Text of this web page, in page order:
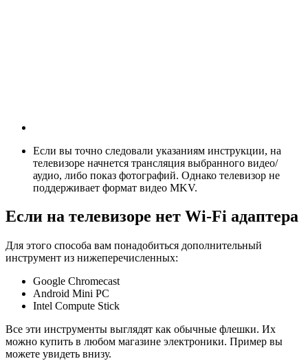
Если вы точно следовали указаниям инструкции, на
телевизоре начнется трансляция выбранного видео/
аудио, либо показ фотографий. Однако телевизор не
поддерживает формат видео MKV.
Если на телевизоре нет Wi-Fi адаптера
Для этого способа вам понадобиться дополнительный
инструмент из нижеперечисленных:
Google Chromecast
Android Mini PC
Intel Compute Stick
Все эти инструменты выглядят как обычные флешки. Их
можно купить в любом магазине электроники. Пример вы
можете увидеть внизу.